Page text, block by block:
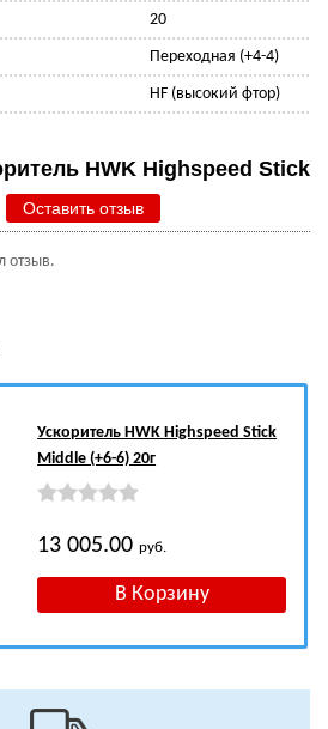
20
Переходная (+4-4)
HF (высокий фтор)
HWK Highspeed Stick
Оставить отзыв
отзыв.
Ускоритель HWK Highspeed Stick
Middle (+6-6) 20г
13 005.00руб.